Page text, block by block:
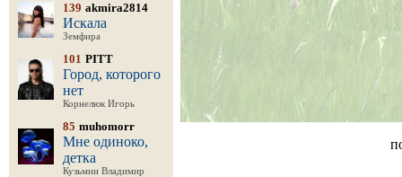
139 akmira2814
Искала
Земфира
101 PITT
Город, которого
нет
Корнелюк Игорь
85 muhomorr
Мне одиноко,
детка
Кузьмин Владимир